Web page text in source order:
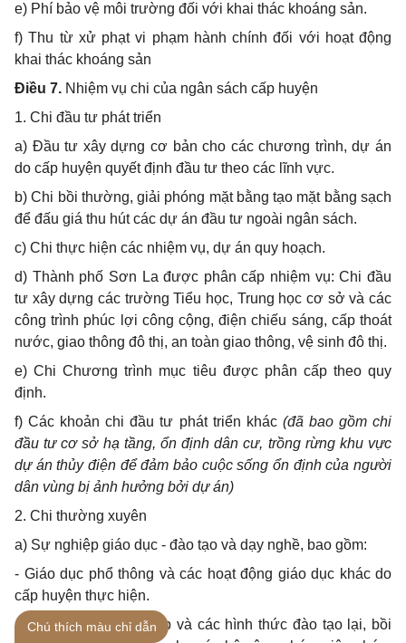
e) Phí bảo vệ môi trường đối với khai thác khoáng sản.
f) Thu từ xử phạt vi phạm hành chính đối với hoạt động
khai thác khoáng sản
Điều 7. Nhiệm vụ chi của ngân sách cấp huyện
1. Chi đầu tư phát triển
a) Đầu tư xây dựng cơ bản cho các chương trình, dự án
do cấp huyện quyết định đầu tư theo các lĩnh vực.
b) Chi bồi thường, giải phóng mặt bằng tạo mặt bằng sạch
để đấu giá thu hút các dự án đầu tư ngoài ngân sách.
c) Chi thực hiện các nhiệm vụ, dự án quy hoạch.
d) Thành phố Sơn La được phân cấp nhiệm vụ: Chi đầu
tư xây dựng các trường Tiểu học, Trung học cơ sở và các
công trình phúc lợi công cộng, điện chiếu sáng, cấp thoát
nước, giao thông đô thị, an toàn giao thông, vệ sinh đô thị.
e) Chi Chương trình mục tiêu được phân cấp theo quy
định.
f) Các khoản chi đầu tư phát triển khác (đã bao gồm chi
đầu tư cơ sở hạ tầng, ổn định dân cư, trồng rừng khu vực
dự án thủy điện để đảm bảo cuộc sống ổn định của người
dân vùng bị ảnh hưởng bởi dự án)
2. Chi thường xuyên
a) Sự nghiệp giáo dục - đào tạo và dạy nghề, bao gồm:
- Giáo dục phổ thông và các hoạt động giáo dục khác do
cấp huyện thực hiện.
- Giáo dục nghề nghiệp và các hình thức đào tạo lại, bồi
Chú thích màu chỉ dẫn